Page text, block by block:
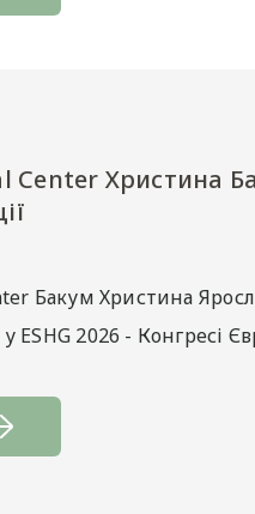
Center Христина
Бакум Христина
ESHG 2026 - Конгресі